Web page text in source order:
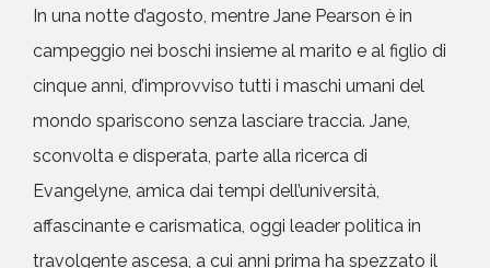
In una notte d’agosto, mentre Jane Pearson è in
campeggio nei boschi insieme al marito e al figlio di
cinque anni, d’improvviso tutti i maschi umani del
mondo spariscono senza lasciare traccia. Jane,
sconvolta e disperata, parte alla ricerca di
Evangelyne, amica dai tempi dell’università,
affascinante e carismatica, oggi leader politica in
travolgente ascesa, a cui anni prima ha spezzato il